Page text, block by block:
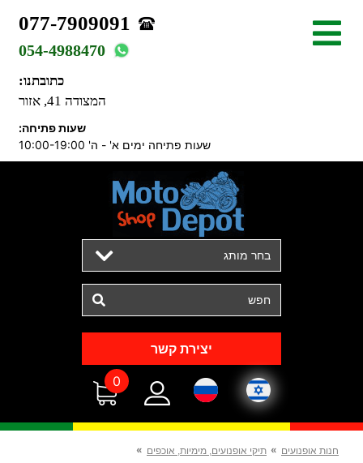
077-7909091
054-4988470
כתובתנו:
המצודה 41, אזור
שעות פתיחה:
שעות פתיחה ימים א' - ה' 10:00-19:00
בחר מותג
יצירת קשר
0
חנות אופנועים » תיקי אופנועים, מימיות, אוכפים »